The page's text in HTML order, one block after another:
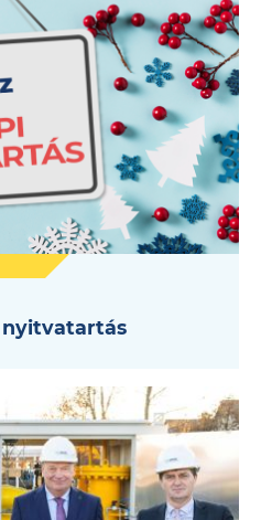
nyitvatartás